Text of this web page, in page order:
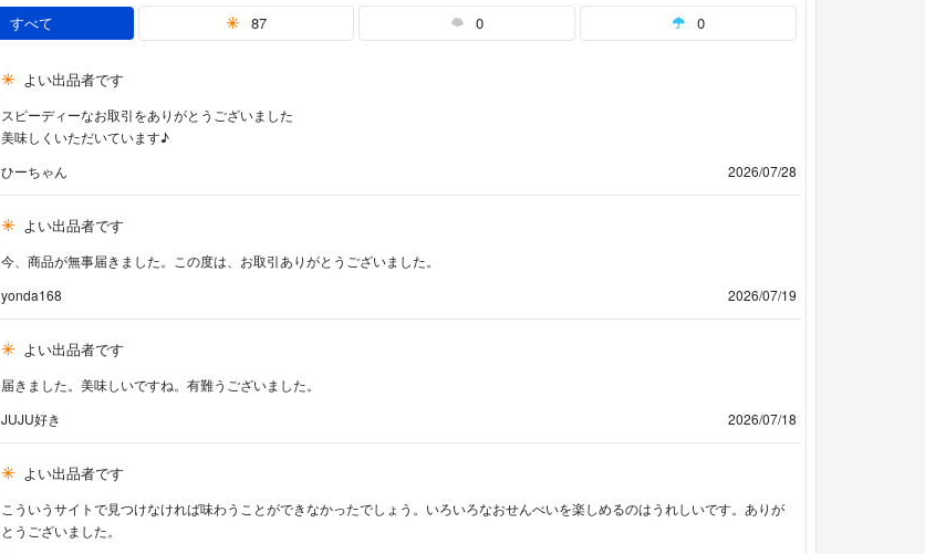
すべて 87 0 0
よい出品者です
スピーディーなお取引をありがとうございました
美味しくいただいています♪
ひーちゃん
2026/07/28
よい出品者です
今、商品が無事届きました。この度は、お取引ありがとうございました。
yonda168
2026/07/19
よい出品者です
届きました。美味しいですね。有難うございました。
JUJU好き
2026/07/18
よい出品者です
こういうサイトで見つけなければ味わうことができなかったでしょう。いろいろなおせんべいを楽しめるのはうれしいです。ありが
とうございました。